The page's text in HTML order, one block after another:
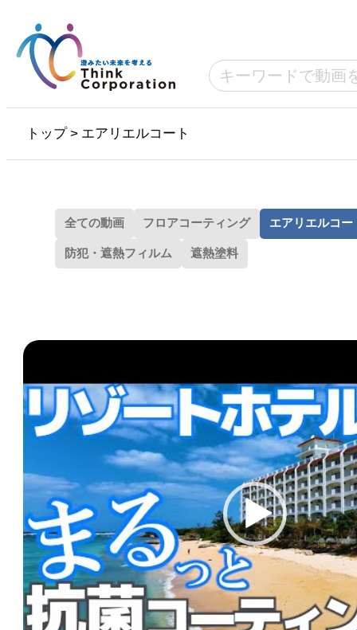
トップ > エアリエルコート
全ての動画 フロアコーティング エアリエルコー
防犯・遮熱フィルム 遮熱塗料